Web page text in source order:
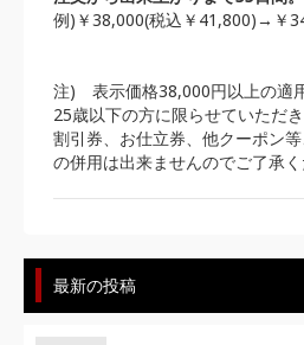
例)￥38,000(税込￥41,800)→￥
注) 表示価格38,000円以上の適
25歳以下の方に限らせていただき
割引券、お仕立券、他クーポン
の併用は出来ませんのでご了承く
最新の投稿